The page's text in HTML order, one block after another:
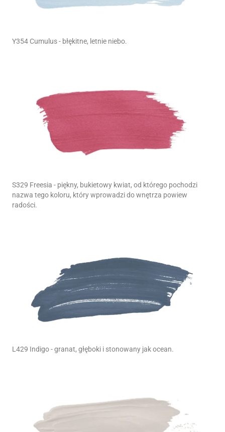
Y354 Cumulus - błękitne, letnie niebo.
S329 Freesia - piękny, bukietowy kwiat, od którego pochodzi
nazwa tego koloru, który wprowadzi do wnętrza powiew
radości.
L429 Indigo - granat, głęboki i stonowany jak ocean.